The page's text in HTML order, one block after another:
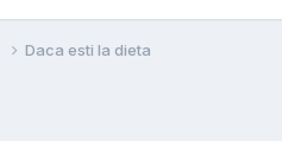
Daca esti la dieta